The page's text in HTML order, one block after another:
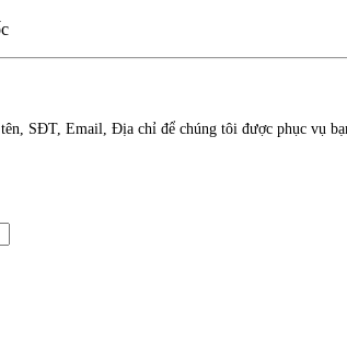
SĐT, Email, Địa chỉ để chúng tôi được phục vụ